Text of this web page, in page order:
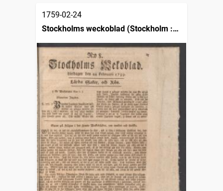
1759-02-24
Stockholms weckoblad (Stockholm :
1745)